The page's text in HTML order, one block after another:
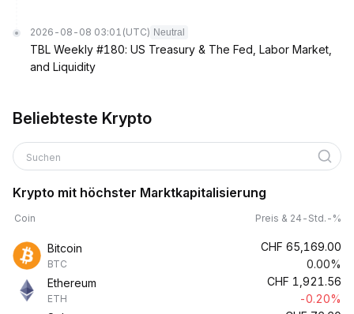
2026-08-08 03:01 (UTC) Neutral
TBL Weekly #180: US Treasury & The Fed, Labor Market,
and Liquidity
Beliebteste Krypto
Suchen
Krypto mit höchster Marktkapitalisierung
Coin Preis & 24-Std.-%
Bitcoin
BTC
CHF 65,169.00
0.00%
Ethereum
ETH
CHF 1,921.56
-0.20%